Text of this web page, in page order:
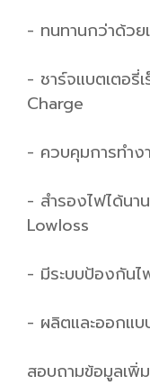
- ทนทานกว่าด้วย
- ชาร์จแบตเตอรี่
Charge
- ควบคุมการทำ
- สำรองไฟได้น
Lowloss
- มีระบบป้องกัน
- ผลิตและออกแบ
สอบถามข้อมูลเพิ่